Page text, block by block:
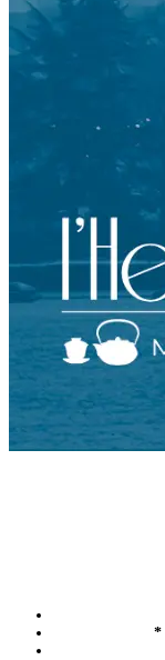
*